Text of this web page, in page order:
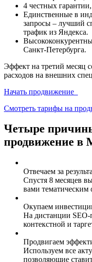
4 честных
Единственные в
запросы – лучший
трафик из Яндекса.
Санкт-Петербурга.
Эффект на третий месяц
расходов на внешних
Начать продвижение
Смотреть тарифы на
Четыре
продвижение в
Отвечаем за
Спустя 8 месяцев
вами тематическим
Окупаем
На дистанции SEO-
контекстной и
Продвигаем
Используем все
позволяющие